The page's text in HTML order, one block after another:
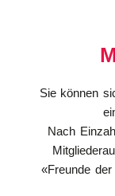
Sie können
Nach
«Freunde